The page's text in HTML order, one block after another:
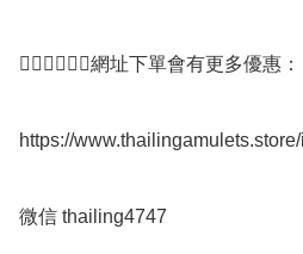
👇🏻👇🏻👇🏻網址下單會有更多優惠：
https://
微信 thailing4747